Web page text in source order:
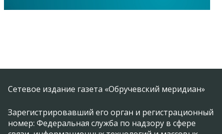
Сетевое издание газета «Обручевский меридиан»
Зарегистрировавший его орган и регистрационный
номер: Федеральная служба по надзору в сфере